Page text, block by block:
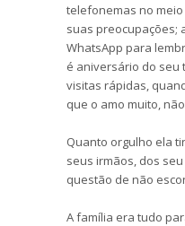
telefonemas no
suas preocupações;
WhatsApp para
é aniversário do seu
visitas rápidas,
que o amo muito,
Quanto orgulho ela
seus irmãos, dos
questão de não
A família era tudo